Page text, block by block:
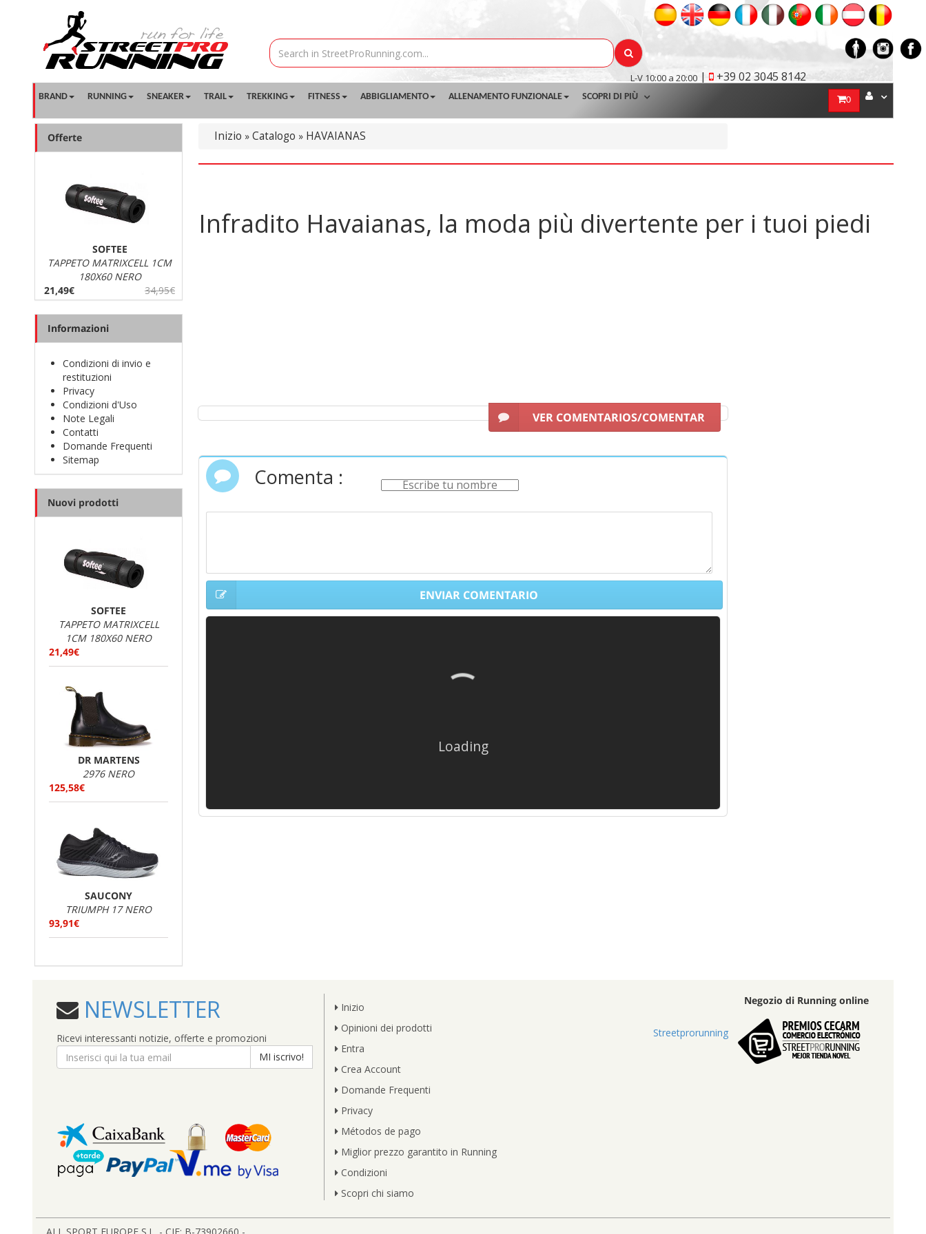
L-V 10:00 a 20:00 | +39 02 3045 8142
BRAND RUNNING SNEAKER TRAIL TREKKING FITNESS ABBIGLIAMENTO ALLENAMENTO FUNZIONALE SCOPRI DI PIÙ 0
Inizio » Catalogo » HAVAIANAS
Infradito Havaianas, la moda più divertente per i tuoi piedi
VER COMENTARIOS/COMENTAR
Comenta :
ENVIAR COMENTARIO
Loading
Offerte
SOFTEE
TAPPETO MATRIXCELL 1CM
180X60 NERO
21,49€
34,95€
Informazioni
Condizioni di invio e
restituzioni
Privacy
Condizioni d'Uso
Note Legali
Contatti
Domande Frequenti
Sitemap
Nuovi prodotti
SOFTEE
TAPPETO MATRIXCELL
1CM 180X60 NERO
21,49€
DR MARTENS
2976 NERO
125,58€
SAUCONY
TRIUMPH 17 NERO
93,91€
NEWSLETTER
Ricevi interessanti notizie, offerte e promozioni
MI iscrivo!
Inizio
Opinioni dei prodotti
Entra
Crea Account
Domande Frequenti
Privacy
Métodos de pago
Miglior prezzo garantito in Running
Condizioni
Scopri chi siamo
Negozio di Running online
Streetprorunning